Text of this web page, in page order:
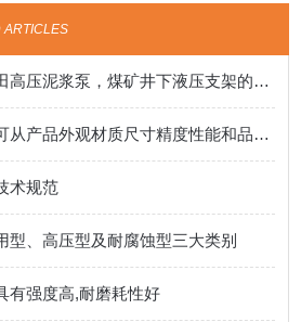
ARTICLES
密封盘根适用于油田高压泥浆泵，煤矿井下液压支架的盘根
芳纶盘根质量好坏可从产品外观材质尺寸精度性能和品牌来入手
术规范
型、高压型及耐腐蚀型三大类别
有强度高,耐磨耗性好